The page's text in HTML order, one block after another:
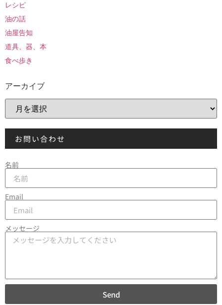
レシピ
油の話
油屋告知
道具、器、本
食べ歩き
アーカイブ
お問い合わせ
名前
Email
メッセージ
Send